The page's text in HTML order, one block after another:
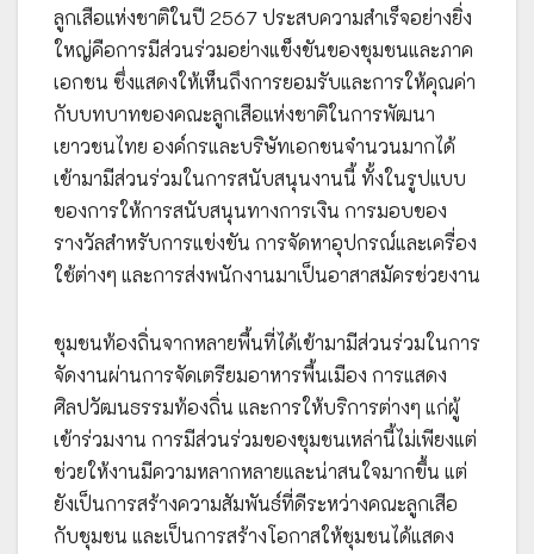
ลูกเสือแห่งชาติในปี 2567 ประสบความสำเร็จอย่างยิ่ง
ใหญ่คือการมีส่วนร่วมอย่างแข็งขันของชุมชนและภาค
เอกชน ซึ่งแสดงให้เห็นถึงการยอมรับและการให้คุณค่า
กับบทบาทของคณะลูกเสือแห่งชาติในการพัฒนา
เยาวชนไทย องค์กรและบริษัทเอกชนจำนวนมากได้
เข้ามามีส่วนร่วมในการสนับสนุนงานนี้ ทั้งในรูปแบบ
ของการให้การสนับสนุนทางการเงิน การมอบของ
รางวัลสำหรับการแข่งขัน การจัดหาอุปกรณ์และเครื่อง
ใช้ต่างๆ และการส่งพนักงานมาเป็นอาสาสมัครช่วยงาน
ชุมชนท้องถิ่นจากหลายพื้นที่ได้เข้ามามีส่วนร่วมในการ
จัดงานผ่านการจัดเตรียมอาหารพื้นเมือง การแสดง
ศิลปวัฒนธรรมท้องถิ่น และการให้บริการต่างๆ แก่ผู้
เข้าร่วมงาน การมีส่วนร่วมของชุมชนเหล่านี้ไม่เพียงแต่
ช่วยให้งานมีความหลากหลายและน่าสนใจมากขึ้น แต่
ยังเป็นการสร้างความสัมพันธ์ที่ดีระหว่างคณะลูกเสือ
กับชุมชน และเป็นการสร้างโอกาสให้ชุมชนได้แสดง